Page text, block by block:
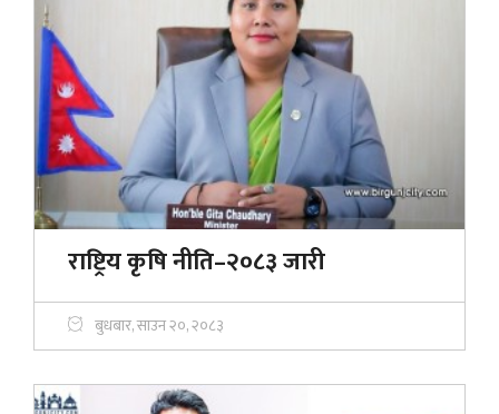
राष्ट्रिय कृषि नीति–२०८३ जारी
बुधबार, साउन २०, २०८३